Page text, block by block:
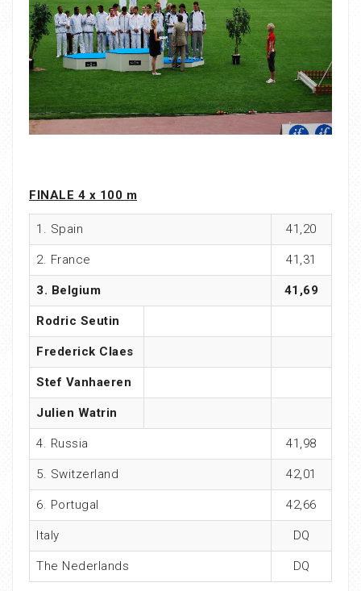
FINALE 4 x 100 m
1. Spain 41,20
2. France 41,31
3. Belgium 41,69
Rodric Seutin
Frederick Claes
Stef Vanhaeren
Julien Watrin
4. Russia 41,98
5. Switzerland 42,01
6. Portugal 42,66
Italy DQ
The Nederlands DQ